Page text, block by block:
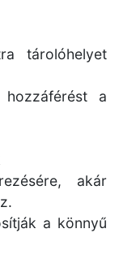
tárolóhelyet
a
akár
a könnyű